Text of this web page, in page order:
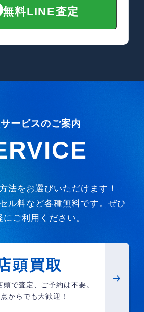
無料LINE査定
ービスのご案内
法をお選びいただけます！
ル料など各種無料です。ぜひ
にご利用ください。
頭買取
頭で査定、ご予約は不要。
からでも大歓迎！